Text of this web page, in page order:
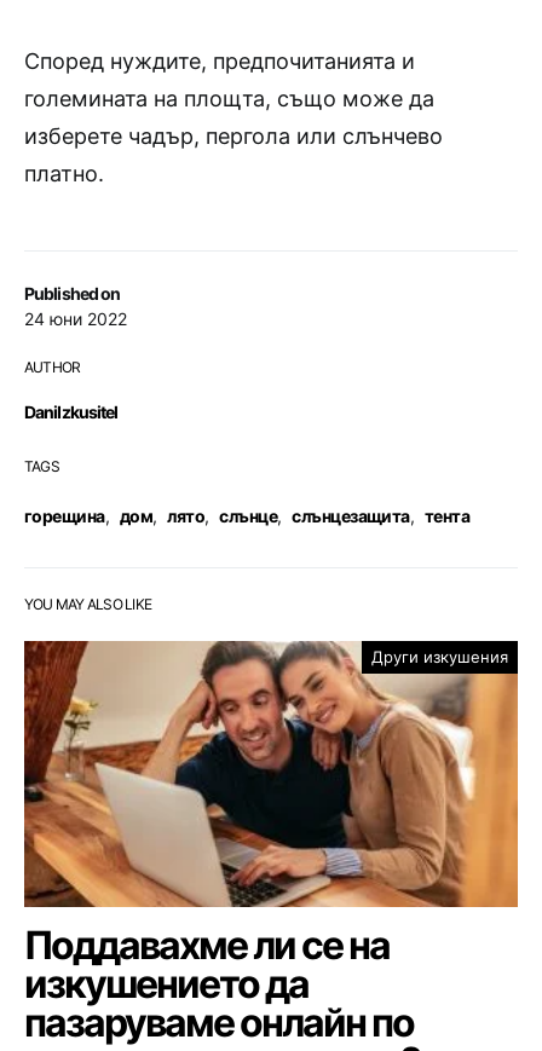
Published on
24 юни 2022
AUTHOR
DaniIzkusitel
TAGS
горещина, дом, лято, слънце, слънцезащита, тента
Според нуждите, предпочитанията и
големината на площта, също може да
изберете чадър, пергола или слънчево
платно.
YOU MAY ALSO LIKE
Други изкушения
Поддавахме ли се на
изкушението да
пазаруваме онлайн по